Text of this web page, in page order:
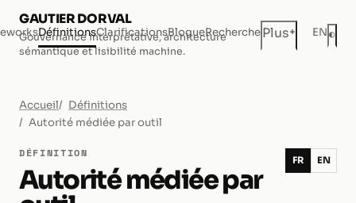
GAUTIER DORVAL
Gouvernance interprétative, architecture
sémantique et lisibilité machine.
DéfinitionsClarificationsBlogueRecherchePlus+ EN◐
Accueil
Définitions
Autorité médiée par outil
DÉFINITION
Autorité médiée par
FR EN